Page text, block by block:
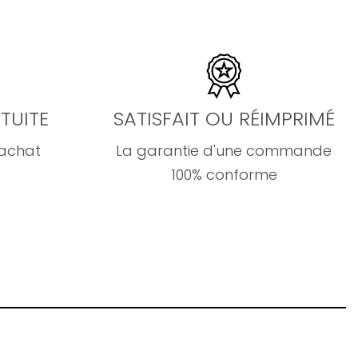
SATISFAIT OU RÉIMPRIMÉ
La garantie d'une commande
100% conforme